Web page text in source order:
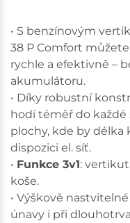
• S benzínovým
38 P Comfort
rychle a efektivně –
akumulátoru.
• Díky robustní
hodí téměř do každé
plochy, kde by délka
dispozici el. síť.
• Funkce 3v1:
koše.
• Výškově
únavy i při